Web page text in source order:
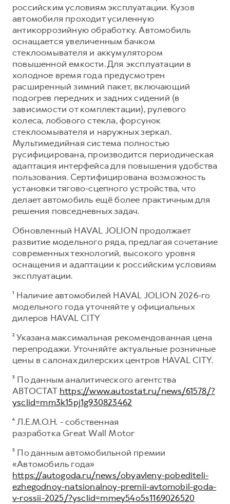
российским условиям эксплуатации. Кузов
автомобиля проходит усиленную
антикоррозийную обработку. Автомобиль
оснащается увеличенным бачком
стеклоомывателя и аккумулятором
повышенной емкости. Для эксплуатации в
холодное время года предусмотрен
расширенный зимний пакет, включающий
подогрев передних и задних сидений (в
зависимости от комплектации), рулевого
колеса, лобового стекла, форсунок
стеклоомывателя и наружных зеркал.
Мультимедийная система полностью
русифицирована, производится периодическая
адаптация интерфейса для повышения удобства
пользования. Сертифицирована возможность
установки тягово-сцепного устройства, что
делает автомобиль ещё более практичным для
решения повседневных задач.
Обновленный HAVAL JOLION продолжает
развитие модельного ряда, предлагая сочетание
современных технологий, высокого уровня
оснащения и адаптации к российским условиям
эксплуатации.
¹ Наличие автомобилей HAVAL JOLION 2026-го
модельного года уточняйте у официальных
дилеров HAVAL CITY
² Указана максимальная рекомендованная цена
перепродажи. Уточняйте актуальные розничные
цены в салонах дилерских центров HAVAL CITY.
³ По данным аналитического агентства
АВТОСТАТ https://www.autostat.ru/news/61578/?
ysclid=mm3k15pj1g930823462
⁴ Л.Е.М.О.Н. - собственная
разработка Great Wall Motor
⁵ По данным автомобильной премии
«Автомобиль года»
https://autogoda.ru/news/obyavleny-pobediteli-
ezhegodnoy-natsionalnoy-premii-avtomobil-goda-
v-rossii-2025/?ysclid=mmey54o5s1169026520